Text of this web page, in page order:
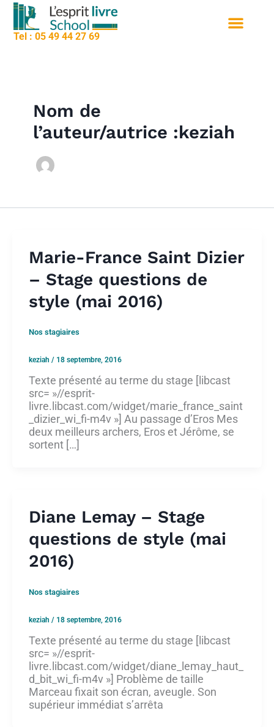
principal
Aller
contenu
Tel : 05 49 44 27 69
Nom de
l’auteur/autrice :keziah
Marie-France Saint Dizier
– Stage questions de
style (mai 2016)
Nos stagiaires
keziah / 18 septembre, 2016
Texte présenté au terme du stage [libcast
src= »//esprit-
livre.libcast.com/widget/marie_france_saint
_dizier_wi_fi-m4v »] Au passage d’Eros Mes
deux meilleurs archers, Eros et Jérôme, se
sortent […]
Diane Lemay – Stage
questions de style (mai
2016)
Nos stagiaires
keziah / 18 septembre, 2016
Texte présenté au terme du stage [libcast
src= »//esprit-
livre.libcast.com/widget/diane_lemay_haut_
d_bit_wi_fi-m4v »] Problème de taille
Marceau fixait son écran, aveugle. Son
supérieur immédiat s’arrêta